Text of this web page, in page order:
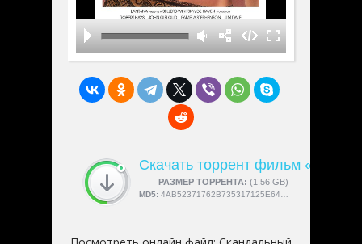
Скачать торрент фильм
РАЗМЕР ТОРРЕНТА: (1.56 GB)
СКАЧАЛИ:4189
MD5: 4AB52371762B735317125E6446A51E8F